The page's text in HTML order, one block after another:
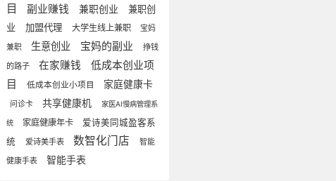
目
副业赚钱 兼职创业
兼职创
业
加盟代理 大学生线上兼职
宝妈
兼职
生意创业 宝妈的副业
挣钱
的路子
在家赚钱
低成本创业项
目
低成本创业小项目 家庭健康卡
问诊卡 共享健康机 家医AI慢病管理系
统 家庭健康年卡
爱诗美同城盈客系
统
爱诗美手表 数智化门店
智能
健康手表
智能手表